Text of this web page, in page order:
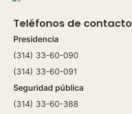
Teléfonos de contacto
Presidencia
(314) 33-60-090
(314) 33-60-091
Seguridad pública
(314) 33-60-388